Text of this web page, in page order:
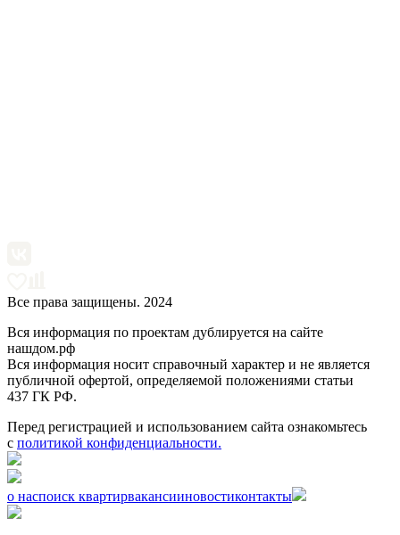
Все права защищены. 2024
Вся информация по проектам дублируется на сайте
нашдом.рф
Вся информация носит справочный характер и не является
публичной офертой, определяемой положениями статьи
437 ГК РФ.
Перед регистрацией и использованием сайта ознакомьтесь
с политикой конфиденциальности.
о наспоиск квартирвакансииновостиконтакты